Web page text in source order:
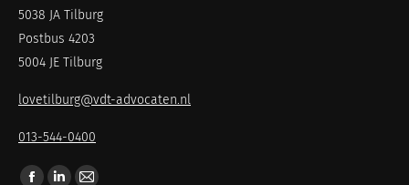
5038 JA Tilburg
Postbus 4203
5004 JE Tilburg
lovetilburg@vdt-advocaten.nl
013-544-0400
Vind ons op: